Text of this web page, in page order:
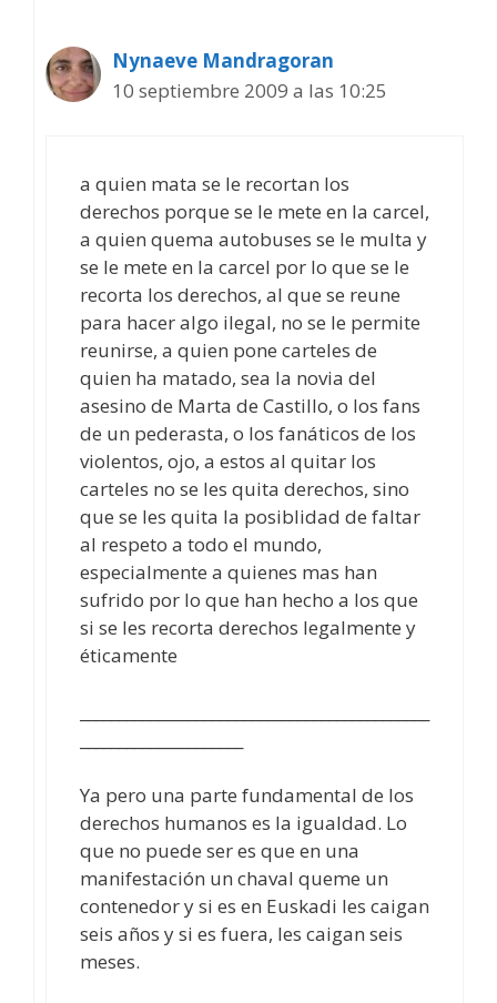
Nynaeve Mandragoran
10 septiembre 2009 a las 10:25
a quien mata se le recortan los
derechos porque se le mete en la carcel,
a quien quema autobuses se le multa y
se le mete en la carcel por lo que se le
recorta los derechos, al que se reune
para hacer algo ilegal, no se le permite
reunirse, a quien pone carteles de
quien ha matado, sea la novia del
asesino de Marta de Castillo, o los fans
de un pederasta, o los fanáticos de los
violentos, ojo, a estos al quitar los
carteles no se les quita derechos, sino
que se les quita la posiblidad de faltar
al respeto a todo el mundo,
especialmente a quienes mas han
sufrido por lo que han hecho a los que
si se les recorta derechos legalmente y
éticamente
Ya pero una parte fundamental de los
derechos humanos es la igualdad. Lo
que no puede ser es que en una
manifestación un chaval queme un
contenedor y si es en Euskadi les caigan
seis años y si es fuera, les caigan seis
meses.